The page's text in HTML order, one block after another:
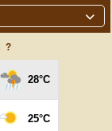

?